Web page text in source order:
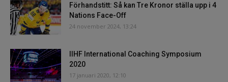
Förhandstitt: Så kan Tre Kronor ställa upp i 4
Nations Face-Off
24 november 2024, 13:24
IIHF International Coaching Symposium
2020
17 januari 2020, 12:10